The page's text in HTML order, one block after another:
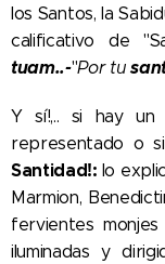
los Santos, la
calificativo de
tuam..-"Por tu
Y sí!,.. si hay
representado o
Santidad!: lo
Marmion,
fervientes monjes
iluminadas y